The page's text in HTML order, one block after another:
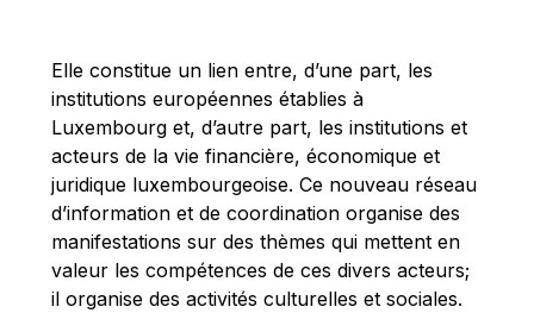
Richard Pelly
Robert Goebbels
Robert REYNDERS
Robert WEIDES
Rolf Tarrach
Štefan Füle
Thomas L. Cranfield
Elle constitue un lien entre, d’une part, les
institutions européennes établies à
Luxembourg et, d’autre part, les institutions et
acteurs de la vie financière, économique et
juridique luxembourgeoise. Ce nouveau réseau
d’information et de coordination organise des
manifestations sur des thèmes qui mettent en
valeur les compétences de ces divers acteurs;
il organise des activités culturelles et sociales.